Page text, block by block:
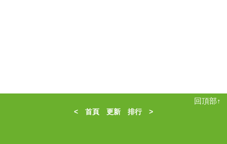
回頂部↑
< 首頁 更新 排行>